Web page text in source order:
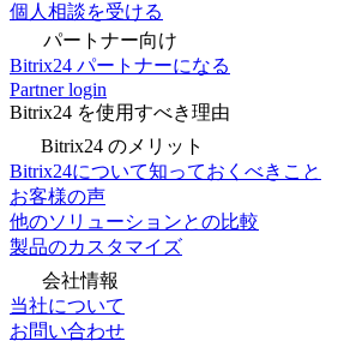
個人相談を受ける
パートナー向け
Bitrix24 パートナーになる
Partner login
Bitrix24 を使用すべき理由
Bitrix24 のメリット
Bitrix24について知っておくべきこと
お客様の声
他のソリューションとの比較
製品のカスタマイズ
会社情報
当社について
お問い合わせ